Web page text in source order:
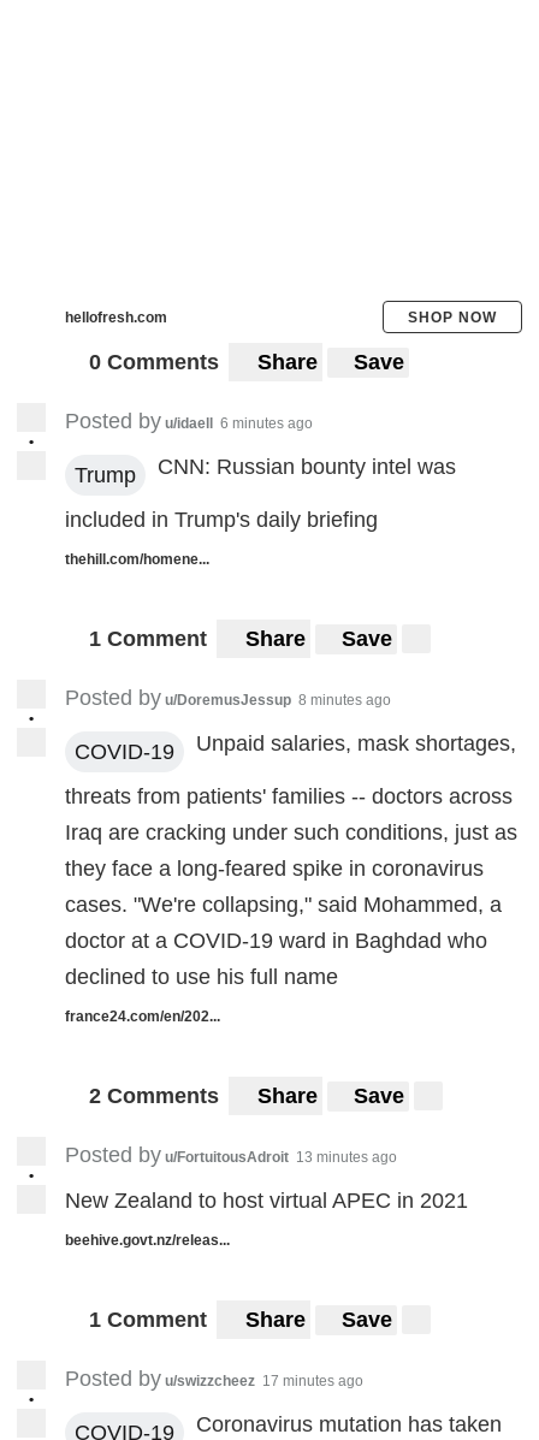
hellofresh.com SHOP NOW
0 Comments Share Save
•
Posted by u/idaell 6 minutes ago
Trump CNN: Russian bounty intel was
included in Trump's daily briefing
thehill.com/homene...
1 Comment Share Save
•
Posted by u/DoremusJessup 8 minutes ago
COVID-19 Unpaid salaries, mask shortages,
threats from patients' families -- doctors across
Iraq are cracking under such conditions, just as
they face a long-feared spike in coronavirus
cases. "We're collapsing," said Mohammed, a
doctor at a COVID-19 ward in Baghdad who
declined to use his full name
france24.com/en/202...
2 Comments Share Save
•
Posted by u/FortuitousAdroit 13 minutes ago
New Zealand to host virtual APEC in 2021
beehive.govt.nz/releas...
1 Comment Share Save
•
Posted by u/swizzcheez 17 minutes ago
COVID-19 Coronavirus mutation has taken